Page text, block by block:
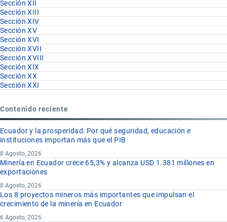
Sección XII
Sección XIII
Sección XIV
Sección XV
Sección XVI
Sección XVII
Sección XVIII
Sección XIX
Sección XX
Sección XXI
Contenido reciente
Ecuador y la prosperidad: Por qué seguridad, educación e
instituciones importan más que el PIB
8 Agosto, 2026
Minería en Ecuador crece 65,3% y alcanza USD 1.381 millones en
exportaciones
8 Agosto, 2026
Los 8 proyectos mineros más importantes que impulsan el
crecimiento de la minería en Ecuador
6 Agosto, 2026